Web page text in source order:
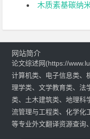
木质素基碳纳米纤维
网站简介
论文综述网(https://
计算机类、电子信息类、
理学类、文学教育类、法
类、土木建筑类、地理科
流管理与工程类、化学化
等专业外文翻译资源查询